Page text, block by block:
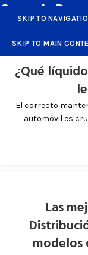
SKIP TO
SKIP TO MAIN
Search
¿Qué
El correcto
automóvil es
Las
modelos